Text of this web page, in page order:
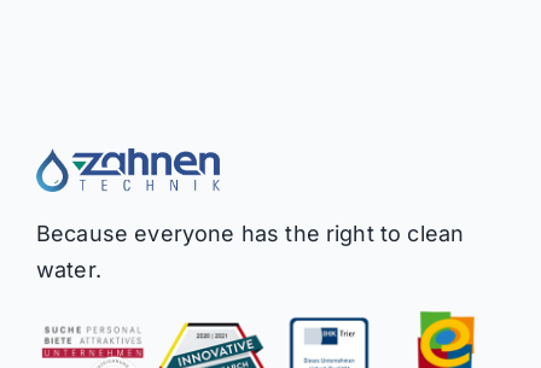
Because everyone has the right to clean
water.